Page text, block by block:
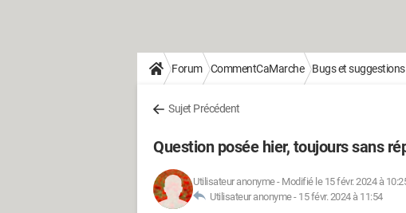
Forum CommentCaMarche Bugs et suggestions
Sujet Précédent
Question posée hier, toujours sans
Utilisateur anonyme- Modifié le 15 févr. 2024 à
Utilisateur anonyme - 15 févr. 2024 à 11:54